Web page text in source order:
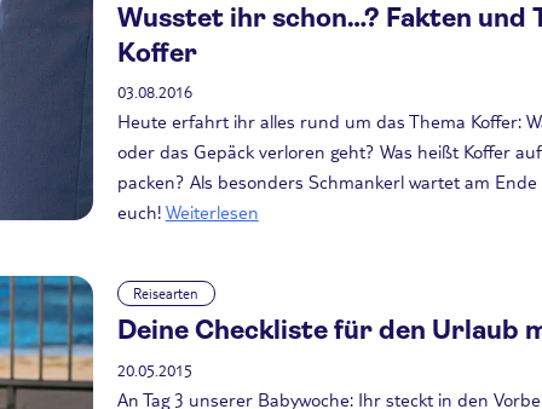
Wusstet ihr schon…? Fakten und
Koffer
03.08.2016
Heute erfahrt ihr alles rund um das Thema Koffer:
oder das Gepäck verloren geht? Was heißt Koffer
packen? Als besonders Schmankerl wartet am
euch! Weiterlesen
Reisearten
Deine Checkliste für den Urlaub
20.05.2015
An Tag 3 unserer Babywoche: Ihr steckt in den